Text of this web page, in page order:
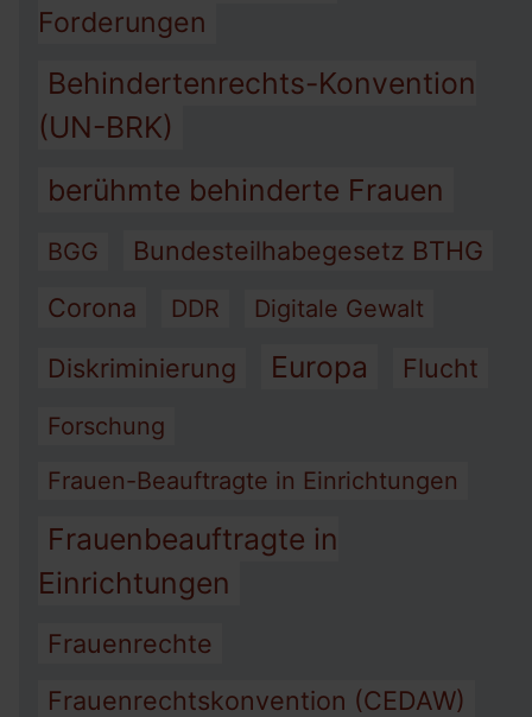
Forderungen
Behindertenrechts-Konvention
(UN-BRK)
berühmte behinderte Frauen
BGG
Bundesteilhabegesetz BTHG
Corona
DDR Digitale Gewalt
Diskriminierung Europa Flucht
Forschung
Frauen-Beauftragte in Einrichtungen
Frauenbeauftragte in
Einrichtungen
Frauenrechte
Frauenrechtskonvention (CEDAW)